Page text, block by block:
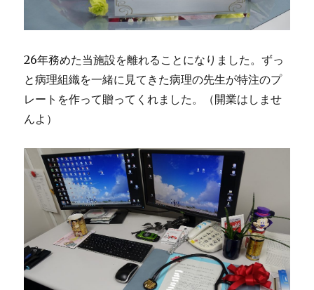
26年務めた当施設を離れることになりました。ずっ
と病理組織を一緒に見てきた病理の先生が特注のプ
レートを作って贈ってくれました。（開業はしませ
んよ）